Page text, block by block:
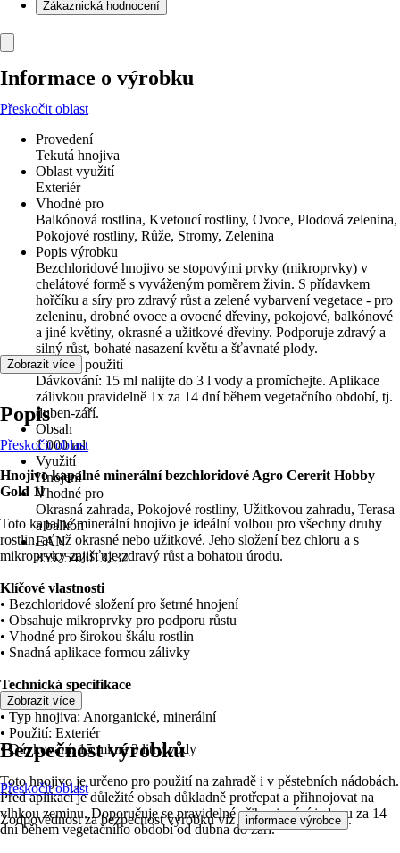
Zákaznická hodnocení
Informace o výrobku
Přeskočit oblast
Provedení
Tekutá hnojiva
Oblast využití
Exteriér
Vhodné pro
Balkónová rostlina, Kvetoucí rostliny, Ovoce, Plodová zelenina,
Pokojové rostliny, Růže, Stromy, Zelenina
Popis výrobku
Bezchloridové hnojivo se stopovými prvky (mikroprvky) v
chelátové formě s vyváženým poměrem živin. S přídavkem
hořčíku a síry pro zdravý růst a zelené vybarvení vegetace - pro
zeleninu, drobné ovoce a ovocné dřeviny, pokojové, balkónové
a jiné květiny, okrasné a užitkové dřeviny. Podporuje zdravý a
silný růst, bohaté nasazení květu a šťavnaté plody.
návod k použití
Dávkování: 15 ml nalijte do 3 l vody a promíchejte. Aplikace
zálivkou pravidelně 1x za 14 dní během vegetačního období, tj.
duben-září.
Obsah
1 000 ml
Využití
Hnojení
Vhodné pro
Okrasná zahrada, Pokojové rostliny, Užitkovou zahradu, Terasa
a balkón
EAN
8592542013232
Zobrazit více
Popis
Přeskočit oblast
Hnojivo kapalné minerální bezchloridové Agro Cererit Hobby
Gold 1l
Toto kapalné minerální hnojivo je ideální volbou pro všechny druhy
rostlin, ať už okrasné nebo užitkové. Jeho složení bez chloru a s
mikroprvky zajišťuje zdravý růst a bohatou úrodu.
Klíčové vlastnosti
• Bezchloridové složení pro šetrné hnojení
• Obsahuje mikroprvky pro podporu růstu
• Vhodné pro širokou škálu rostlin
• Snadná aplikace formou zálivky
Technická specifikace
• Objem: 1 litr
• Typ hnojiva: Anorganické, minerální
• Použití: Exteriér
• Dávkování: 15 ml na 3 litry vody
Toto hnojivo je určeno pro použití na zahradě i v pěstebních nádobách.
Před aplikací je důležité obsah důkladně protřepat a přihnojovat na
vlhkou zeminu. Doporučuje se pravidelné přihnojování jednou za 14
dní během vegetačního období od dubna do září.
Zobrazit více
Bezpečnost výrobků
Přeskočit oblast
Zodpovědnost za bezpečnost výrobku viz informace výrobce .